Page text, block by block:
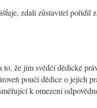
zdali zůstavitel pořídil
že jim svědčí dědické
poučí dědice o jejich
k omezení